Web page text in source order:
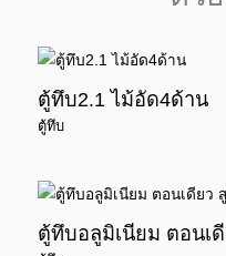
ตู้ทึบ2.1 ไม้อัด4ด้าน
ตู้ทึบ
ตู้ทึบอลูมิเนียม ตอนเ